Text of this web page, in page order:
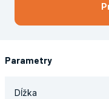
Parametry
Dĺžka